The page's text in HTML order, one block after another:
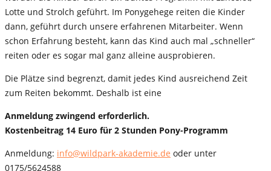
Lotte und Strolch geführt. Im Ponygehege reiten die Kinder
dann, geführt durch unsere erfahrenen Mitarbeiter. Wenn
schon Erfahrung besteht, kann das Kind auch mal „schneller“
reiten oder es sogar mal ganz alleine ausprobieren.
Die Plätze sind begrenzt, damit jedes Kind ausreichend Zeit
zum Reiten bekommt. Deshalb ist eine
Anmeldung zwingend erforderlich.
Kostenbeitrag 14 Euro für 2 Stunden Pony-Programm
Anmeldung: info@wildpark-akademie.de oder unter
0175/5624588